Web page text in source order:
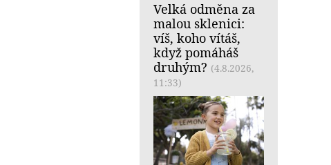
Velká odměna za
malou sklenici:
víš, koho vítáš,
když pomáháš
druhým? (4.8.2026,
11:33)